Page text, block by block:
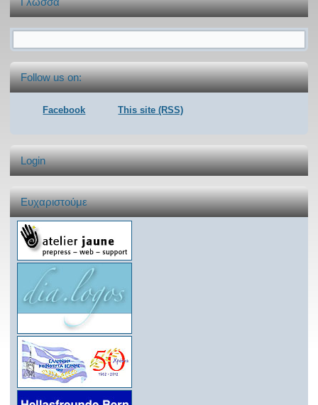
Φόρμα αναζήτησης
Follow us on:
Facebook This site (RSS)
Login
Ευχαριστούμε